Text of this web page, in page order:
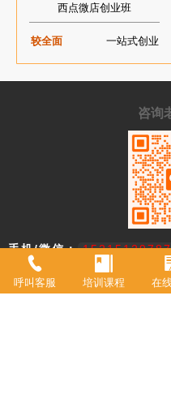
呼叫客服 培训课程 在
西点微店创业班
较全面 一站式创业
咨询
手机/微信： 15215129787
学校地址：
重庆市渝中区中
栋一楼